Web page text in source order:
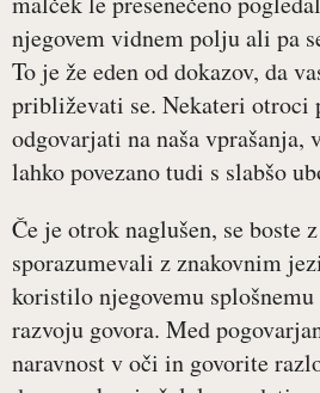
njegovem vidnem polju ali pa
To je že eden od dokazov, da
približevati se. Nekateri otroci
odgovarjati na naša vprašanja,
lahko povezano tudi s slabšo
Če je otrok naglušen, se boste
sporazumevali z znakovnim
koristilo njegovemu
razvoju govora. Med
naravnost v oči in govorite